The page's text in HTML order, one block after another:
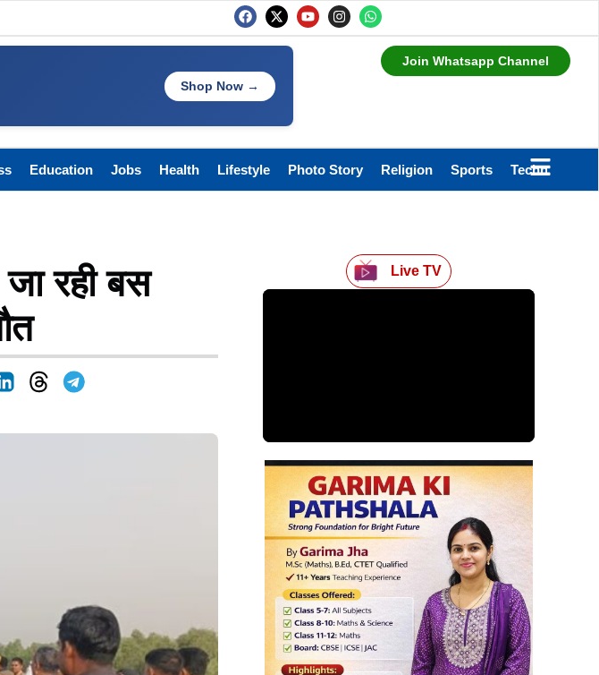
Shop Now →
Join Whatsapp Channel
Education Jobs Health Lifestyle Photo Story Religion Sports Technology
रही बस
Live TV